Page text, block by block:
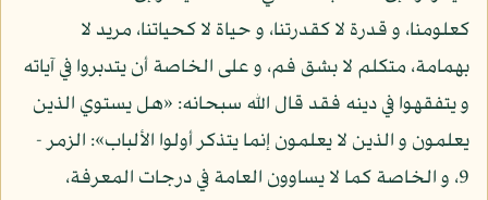
كعلومنا، و قدرة لا كقدرتنا، و حياة لا كحياتنا، مريد لا
بهمامة، متكلم لا بشق فم، و على الخاصة أن يتدبروا في آياته
و يتفقهوا في دينه فقد قال الله سبحانه: «هل يستوي الذين
يعلمون و الذين لا يعلمون إنما يتذكر أولوا الألباب»: الزمر -
9، و الخاصة كما لا يساوون العامة في درجات المعرفة،